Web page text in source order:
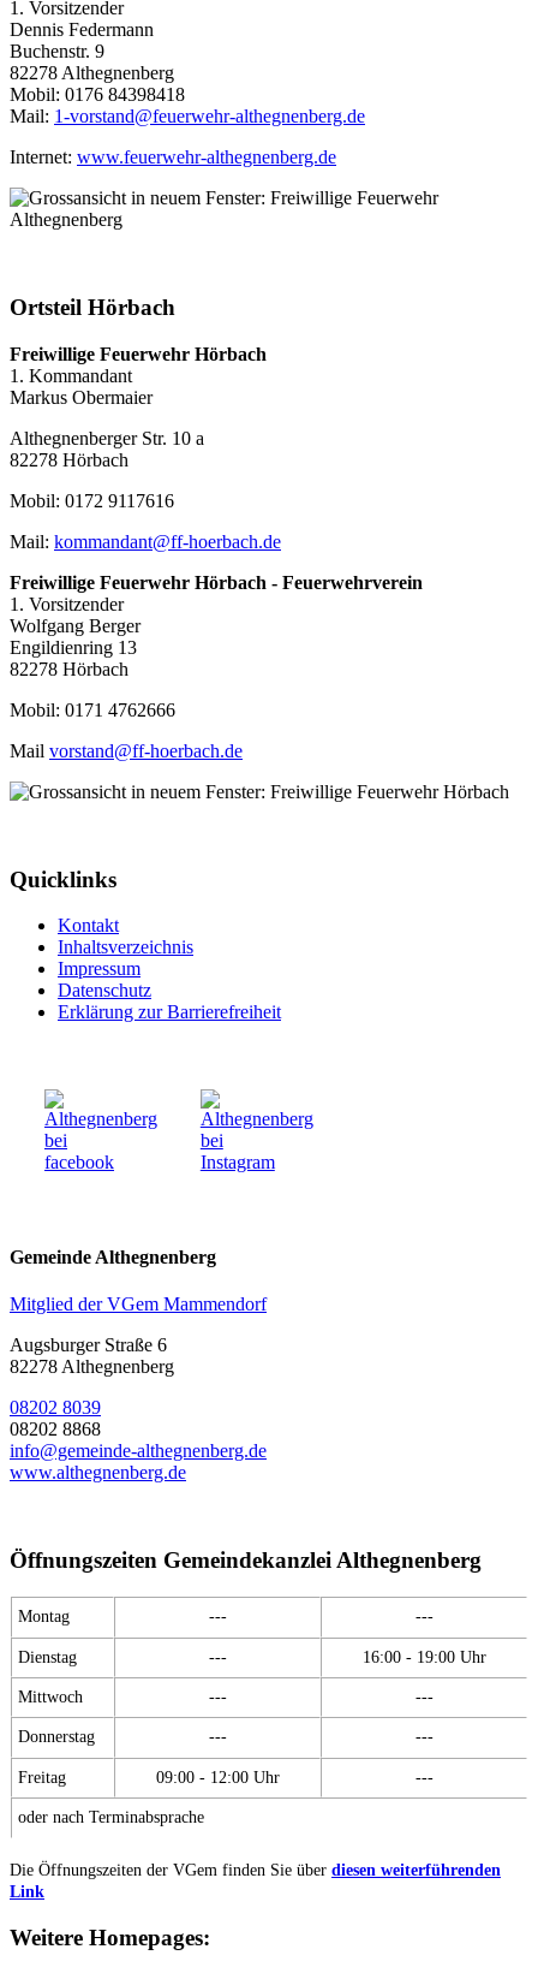
1. Vorsitzender
Dennis Federmann
Buchenstr. 9
82278 Althegnenberg
Mobil: 0176 84398418
Mail: 1-vorstand@feuerwehr-althegnenberg.de
Internet: www.feuerwehr-althegnenberg.de
Ortsteil Hörbach
Freiwillige Feuerwehr Hörbach
1. Kommandant
Markus Obermaier
Althegnenberger Str. 10 a
82278 Hörbach
Mobil: 0172 9117616
Mail: kommandant@ff-hoerbach.de
Freiwillige Feuerwehr Hörbach - Feuerwehrverein
1. Vorsitzender
Wolfgang Berger
Engildienring 13
82278 Hörbach
Mobil: 0171 4762666
Mail vorstand@ff-hoerbach.de
Quicklinks
Kontakt
Inhaltsverzeichnis
Impressum
Datenschutz
Erklärung zur Barrierefreiheit
Gemeinde Althegnenberg
Mitglied der VGem Mammendorf
Augsburger Straße 6
82278 Althegnenberg
08202 8039
08202 8868
info@gemeinde-althegnenberg.de
www.althegnenberg.de
Öffnungszeiten Gemeindekanzlei Althegnenberg
Montag --- ---
Dienstag --- 16:00 - 19:00 Uhr
Mittwoch --- ---
Donnerstag --- ---
Freitag 09:00 - 12:00 Uhr ---
oder nach Terminabsprache
Die Öffnungszeiten der VGem finden Sie über diesen weiterführenden
Link
Weitere Homepages: